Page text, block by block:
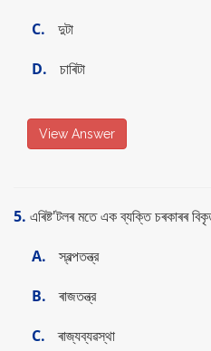
C.
দুটা
D.
চাৰিটা
View Answer
5. এৰিষ্ট'টলৰ মতে এক ব্যক্তি চৰকাৰৰ
A.
স্বল্পতন্ত্র
B.
ৰাজতন্ত্র
C.
ৰাজ্যব্যৱস্থা